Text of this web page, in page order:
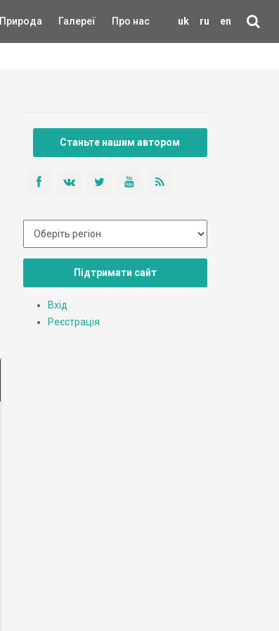
uk ru en
Природа Галереї Про нас
Станьте нашим автором
Підтримати сайт
Вхід
Реєстрація